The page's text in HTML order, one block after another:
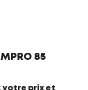
85
votre prix et